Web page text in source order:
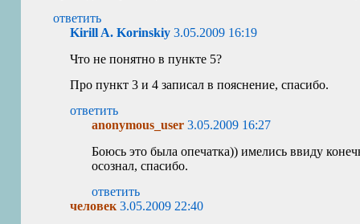
ответить
Kirill A. Korinskiy 3.05.2009 16:19
Что не понятно в пункте 5?
Про пункт 3 и 4 записал в пояснение, спасибо.
ответить
anonymous_user3.05.2009 16:27
Боюсь это была опечатка)) имелись ввиду
осознал, спасибо.
ответить
человек3.05.2009 22:40